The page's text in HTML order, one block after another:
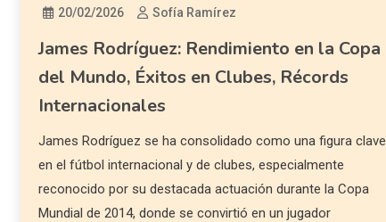
20/02/2026 Sofía Ramírez
James Rodríguez: Rendimiento en la Copa
del Mundo, Éxitos en Clubes, Récords
Internacionales
James Rodríguez se ha consolidado como una figura clave
en el fútbol internacional y de clubes, especialmente
reconocido por su destacada actuación durante la Copa
Mundial de 2014, donde se convirtió en un jugador